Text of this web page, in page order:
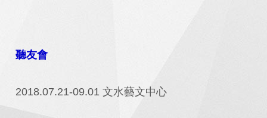
聽友會
2018.07.21-09.01 文水藝文中心